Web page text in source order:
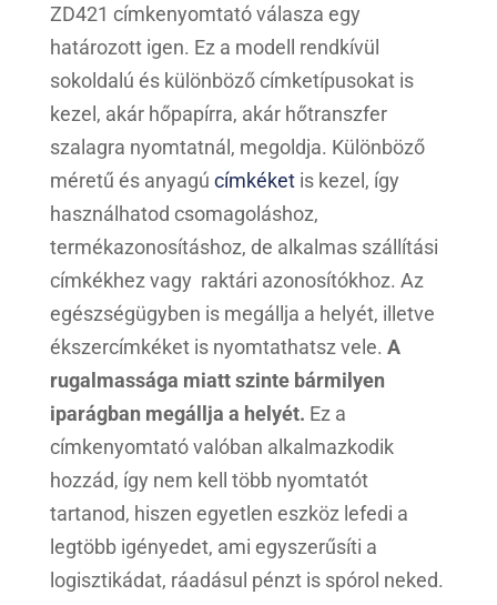
ZD421 címkenyomtató válasza egy
határozott igen. Ez a modell rendkívül
sokoldalú és különböző címketípusokat is
kezel, akár hőpapírra, akár hőtranszfer
szalagra nyomtatnál, megoldja. Különböző
méretű és anyagú címkéketis kezel, így
használhatod csomagoláshoz,
termékazonosításhoz, de alkalmas szállítási
címkékhez vagy raktári azonosítókhoz. Az
egészségügyben is megállja a helyét, illetve
ékszercímkéket is nyomtathatsz vele. A
rugalmassága miatt szinte bármilyen
iparágban megállja a helyét. Ez a
címkenyomtató valóban alkalmazkodik
hozzád, így nem kell több nyomtatót
tartanod, hiszen egyetlen eszköz lefedi a
legtöbb igényedet, ami egyszerűsíti a
logisztikádat, ráadásul pénzt is spórol neked.